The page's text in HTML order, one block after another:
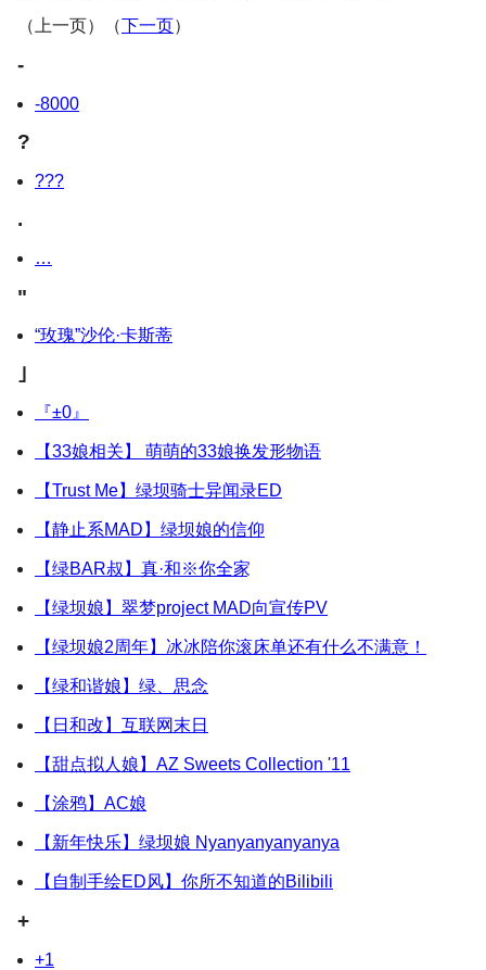
（上一页）（下一页）
-
-8000
?
???
.
…
"
“玫瑰”沙伦·卡斯蒂
｣
『±0』
【33娘相关】 萌萌的33娘换发形物语
【Trust Me】绿坝骑士异闻录ED
【静止系MAD】绿坝娘的信仰
【绿BAR叔】真·和※你全家
【绿坝娘】翠梦project MAD向宣传PV
【绿坝娘2周年】冰冰陪你滚床单还有什么不满意！
【绿和谐娘】绿、思念
【日和改】互联网末日
【甜点拟人娘】AZ Sweets Collection '11
【涂鸦】AC娘
【新年快乐】绿坝娘 Nyanyanyanyanya
【自制手绘ED风】你所不知道的Bilibili
+
+1